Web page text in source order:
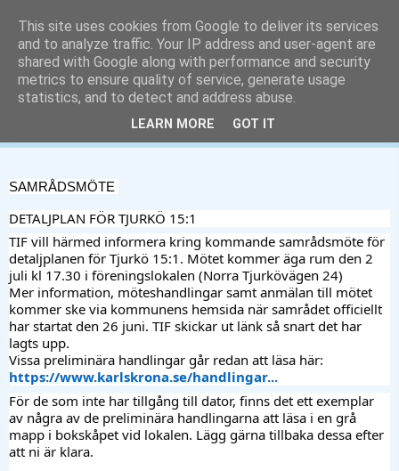
SAMRÅDSMÖTE
DETALJPLAN FÖR TJURKÖ 15:1
TIF vill härmed informera kring kommande samrådsmöte för
detaljplanen för Tjurkö 15:1. Mötet kommer äga rum den 2
juli kl 17.30 i föreningslokalen (Norra Tjurkövägen 24)
Mer information, möteshandlingar samt anmälan till mötet
kommer ske via kommunens hemsida när samrådet officiellt
har startat den 26 juni. TIF skickar ut länk så snart det har
lagts upp.
Vissa preliminära handlingar går redan att läsa här:
https://www.karlskrona.se/handlingar...
För de som inte har tillgång till dator, finns det ett exemplar
av några av de preliminära handlingarna att läsa i en grå
mapp i bokskåpet vid lokalen. Lägg gärna tillbaka dessa efter
att ni är klara.
This site uses cookies from Google to deliver its services
and to analyze traffic. Your IP address and user-agent are
shared with Google along with performance and security
metrics to ensure quality of service, generate usage
statistics, and to detect and address abuse.
LEARN MORE GOT IT